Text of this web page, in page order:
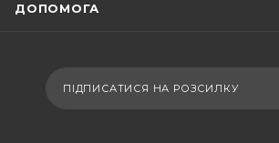
ДОПОМОГА
ПІДПИСАТИСЯ НА РОЗСИЛКУ